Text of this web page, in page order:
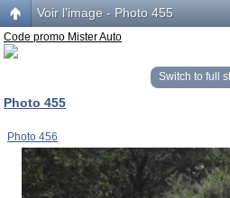
Voir l’image - Photo 455
Code promo Mister Auto
Switch to full
Photo 455
Photo 456